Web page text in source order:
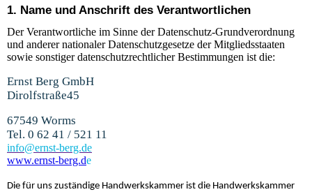
1. Name und Anschrift des Verantwortlichen
Der Verantwortliche im Sinne der Datenschutz-Grundverordnung
und anderer nationaler Datenschutzgesetze der Mitgliedsstaaten
sowie sonstiger datenschutzrechtlicher Bestimmungen ist die:
Ernst Berg GmbH
Dirolfstraße45
67549 Worms
Tel. 0 62 41 / 521 11
info@ernst-berg.de
www.ernst-berg.de
Die für uns zuständige Handwerkskammer ist die Handwerkskammer